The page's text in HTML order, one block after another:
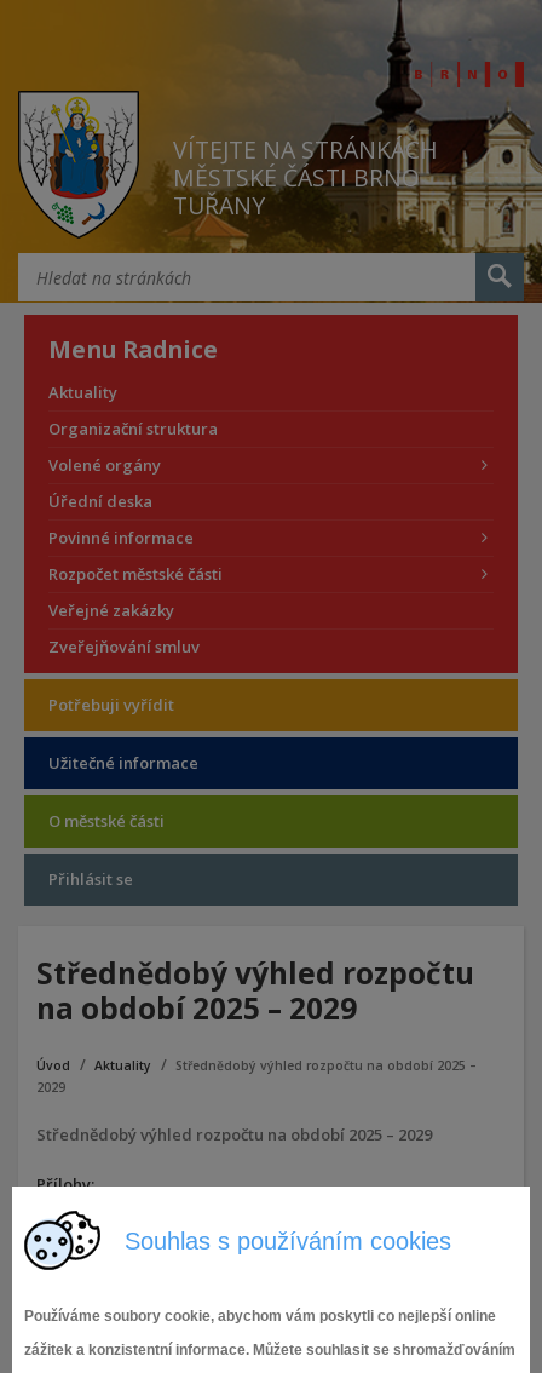
Souhlas s používáním cookies
Používáme soubory cookie, abychom vám poskytli co nejlepší online
zážitek a konzistentní informace. Můžete souhlasit se shromažďováním
VÍTEJTE NA STRÁNKÁCH
MĚSTSKÉ ČÁSTI BRNO
TUŘANY
Menu Radnice
Aktuality
Organizační struktura
Volené orgány
Úřední deska
Povinné informace
Rozpočet městské části
Veřejné zakázky
Zveřejňování smluv
Potřebuji vyřídit
Užitečné informace
O městské části
Přihlásit se
Střednědobý výhled rozpočtu
na období 2025 – 2029
Úvod Aktuality
Střednědobý výhled rozpočtu na období 2025 –
2029
Střednědobý výhled rozpočtu na období 2025 – 2029
Přílohy:
SVR_25-29 Tuřany - schválený
354× zobrazeno
12.9.2023,